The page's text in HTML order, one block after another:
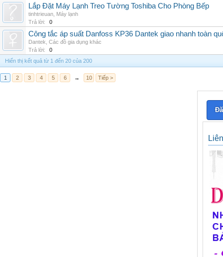
Lắp Đặt Máy Lạnh Treo Tường Toshiba Cho Phòng Bếp
tinhtrieuan Máy lạnh
Trả lời:
0
Công tắc áp suất Danfoss KP36 Dantek giao nhanh toàn
Dantek Các đồ gia dụng khác
Trả lời:
0
Hiển thị kết quả từ 1 đến 20 của 200
1 2 3 4 5 6 → 10 Tiếp >